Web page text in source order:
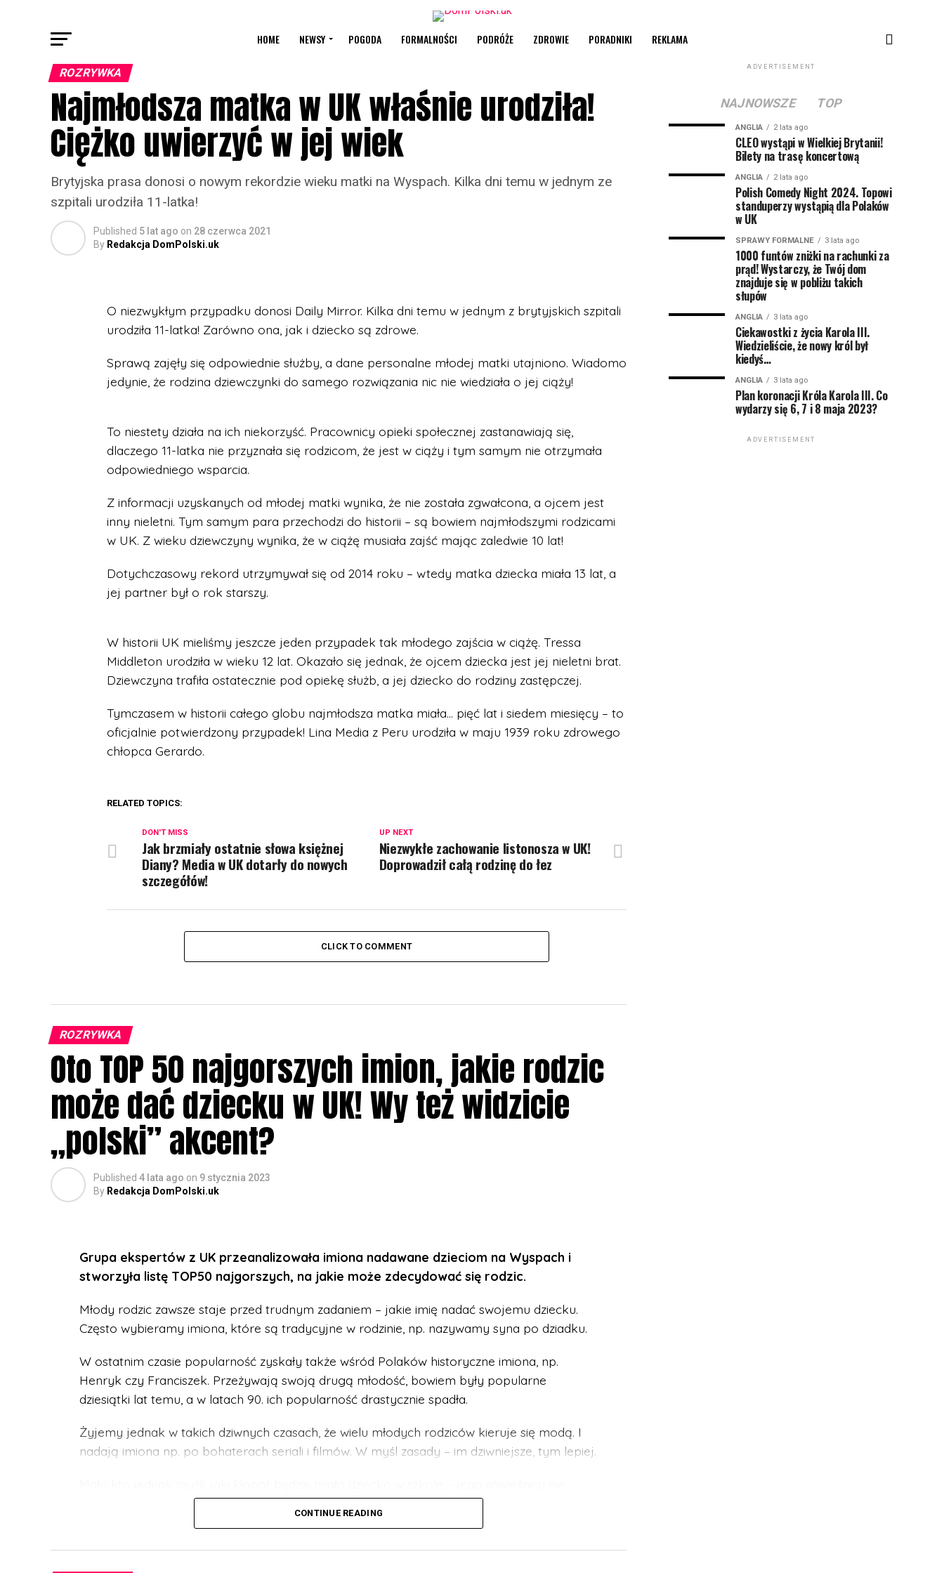
HOME NEWSY POGODA FORMALNOŚCI PODRÓŻE ZDROWIE PORADNIKI REKLAMA
ROZRYWKA
Najmłodsza matka w UK właśnie urodziła!
Ciężko uwierzyć w jej wiek
Brytyjska prasa donosi o nowym rekordzie wieku matki na Wyspach. Kilka dni temu w jednym ze
szpitali urodziła 11-latka!
Published 5 lat ago on 28 czerwca 2021
By Redakcja DomPolski.uk
O niezwykłym przypadku donosi Daily Mirror. Kilka dni temu w jednym z brytyjskich szpitali
urodziła 11-latka! Zarówno ona, jak i dziecko są zdrowe.
Sprawą zajęły się odpowiednie służby, a dane personalne młodej matki utajniono. Wiadomo
jedynie, że rodzina dziewczynki do samego rozwiązania nic nie wiedziała o jej ciąży!
To niestety działa na ich niekorzyść. Pracownicy opieki społecznej zastanawiają się,
dlaczego 11-latka nie przyznała się rodzicom, że jest w ciąży i tym samym nie otrzymała
odpowiedniego wsparcia.
Z informacji uzyskanych od młodej matki wynika, że nie została zgwałcona, a ojcem jest
inny nieletni. Tym samym para przechodzi do historii – są bowiem najmłodszymi rodzicami
w UK. Z wieku dziewczyny wynika, że w ciążę musiała zajść mając zaledwie 10 lat!
Dotychczasowy rekord utrzymywał się od 2014 roku – wtedy matka dziecka miała 13 lat, a
jej partner był o rok starszy.
W historii UK mieliśmy jeszcze jeden przypadek tak młodego zajścia w ciążę. Tressa
Middleton urodziła w wieku 12 lat. Okazało się jednak, że ojcem dziecka jest jej nieletni brat.
Dziewczyna trafiła ostatecznie pod opiekę służb, a jej dziecko do rodziny zastępczej.
Tymczasem w historii całego globu najmłodsza matka miała… pięć lat i siedem miesięcy – to
oficjalnie potwierdzony przypadek! Lina Media z Peru urodziła w maju 1939 roku zdrowego
chłopca Gerardo.
RELATED TOPICS:
UP NEXT
Niezwykłe zachowanie listonosza w UK!
Doprowadził całą rodzinę do łez
DON'T MISS
Jak brzmiały ostatnie słowa księżnej
Diany? Media w UK dotarły do nowych
szczegółów!
CLICK TO COMMENT
ROZRYWKA
Oto TOP 50 najgorszych imion, jakie rodzic
może dać dziecku w UK! Wy też widzicie
„polski” akcent?
Published 4 lata ago on 9 stycznia 2023
By Redakcja DomPolski.uk
Grupa ekspertów z UK przeanalizowała imiona nadawane dzieciom na Wyspach i
stworzyła listę TOP50 najgorszych, na jakie może zdecydować się rodzic.
Młody rodzic zawsze staje przed trudnym zadaniem – jakie imię nadać swojemu dziecku.
Często wybieramy imiona, które są tradycyjne w rodzinie, np. nazywamy syna po dziadku.
W ostatnim czasie popularność zyskały także wśród Polaków historyczne imiona, np.
Henryk czy Franciszek. Przeżywają swoją drugą młodość, bowiem były popularne
dziesiątki lat temu, a w latach 90. ich popularność drastycznie spadła.
Żyjemy jednak w takich dziwnych czasach, że wielu młodych rodziców kieruje się modą. I
nadają imiona np. po bohaterach seriali i filmów. W myśl zasady – im dziwniejsze, tym lepiej.
zrozumieją mody i mogą takie imię wyśmiewać. A taki problem będzie się ciągnął za daną
Grupa ekspertów z UK przeanalizowała takie imiona, które w ostatnich miesiącach były
CONTINUE READING
ADVERTISEMENT
NAJNOWSZE TOP
ANGLIA 2 lata ago
CLEO wystąpi w Wielkiej Brytanii!
Bilety na trasę koncertową
ANGLIA 2 lata ago
Polish Comedy Night 2024. Topowi
standuperzy wystąpią dla Polaków
w UK
SPRAWY FORMALNE 3 lata ago
1000 funtów zniżki na rachunki za
prąd! Wystarczy, że Twój dom
znajduje się w pobliżu takich
słupów
ANGLIA 3 lata ago
Ciekawostki z życia Karola III.
Wiedzieliście, że nowy król był
kiedyś…
ANGLIA 3 lata ago
Plan koronacji Króla Karola III. Co
wydarzy się 6, 7 i 8 maja 2023?
ADVERTISEMENT